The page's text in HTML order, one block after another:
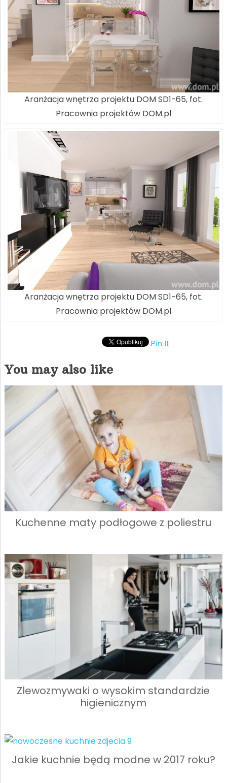
Aranżacja wnętrza projektu DOM SD1-65, fot.
Pracownia projektów DOM.pl
Aranżacja wnętrza projektu DOM SD1-65, fot.
Pracownia projektów DOM.pl
Pin It
You may also like
Kuchenne maty podłogowe z poliestru
Zlewozmywaki o wysokim standardzie
higienicznym
Jakie kuchnie będą modne w 2017 roku?